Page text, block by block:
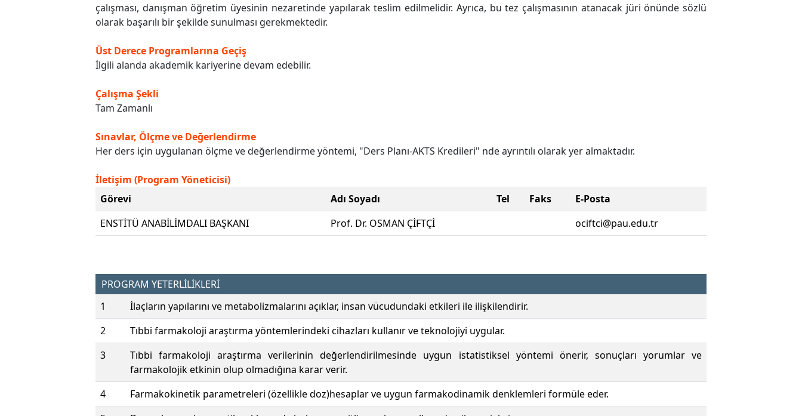
çalışması, danışman öğretim üyesinin nezaretinde yapılarak teslim edilmelidir. Ayrıca, bu tez çalışmasının atanacak jüri önünde sözlü
olarak başarılı bir şekilde sunulması gerekmektedir.
Üst Derece Programlarına Geçiş
İlgili alanda akademik kariyerine devam edebilir.
Çalışma Şekli
Tam Zamanlı
Sınavlar, Ölçme ve Değerlendirme
Her ders için uygulanan ölçme ve değerlendirme yöntemi, "Ders Planı-AKTS Kredileri" nde ayrıntılı olarak yer almaktadır.
İletişim (Program Yöneticisi)
Görevi
Adı Soyadı Tel Faks
E-Posta
ENSTİTÜ ANABİLİMDALI BAŞKANI
Prof. Dr. OSMAN ÇİFTÇİ ociftci@pau.edu.tr
PROGRAM YETERLİLİKLERİ
1
İlaçların yapılarını ve metabolizmalarını açıklar, insan vücudundaki etkileri ile ilişkilendirir.
2
Tıbbi farmakoloji araştırma yöntemlerindeki cihazları kullanır ve teknolojiyi uygular.
3
Tıbbi farmakoloji araştırma verilerinin değerlendirilmesinde uygun istatistiksel yöntemi önerir, sonuçları yorumlar ve
farmakolojik etkinin olup olmadığına karar verir.
4
Farmakokinetik parametreleri (özellikle doz)hesaplar ve uygun farmakodinamik denklemleri formüle eder.